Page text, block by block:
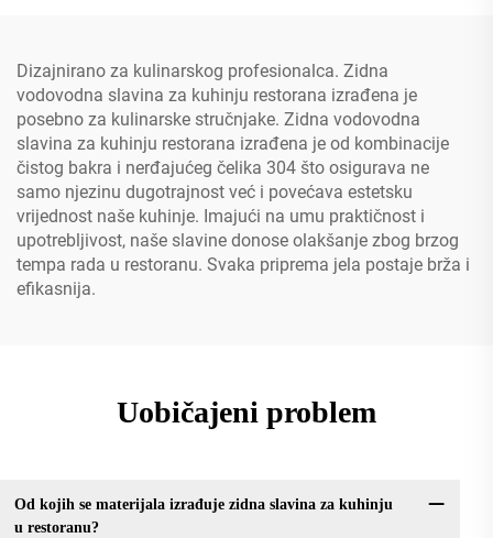
Dizajnirano za kulinarskog profesionalca. Zidna
vodovodna slavina za kuhinju restorana izrađena je
posebno za kulinarske stručnjake. Zidna vodovodna
slavina za kuhinju restorana izrađena je od kombinacije
čistog bakra i nerđajućeg čelika 304 što osigurava ne
samo njezinu dugotrajnost već i povećava estetsku
vrijednost naše kuhinje. Imajući na umu praktičnost i
upotrebljivost, naše slavine donose olakšanje zbog brzog
tempa rada u restoranu. Svaka priprema jela postaje brža i
efikasnija.
Uobičajeni problem
Od kojih se materijala izrađuje zidna slavina za kuhinju
u restoranu?